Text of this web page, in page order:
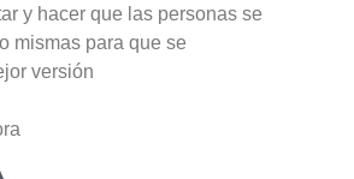
y hacer que las personas se
mismas para que se
versión